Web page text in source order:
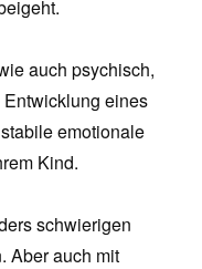
auch psychisch,
eines
emotionale
Kind.
schwierigen
Aber auch mit